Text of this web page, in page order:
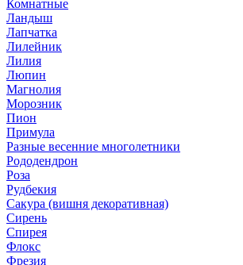
Комнатные
Ландыш
Лапчатка
Лилейник
Лилия
Люпин
Магнолия
Морозник
Пион
Примула
Разные весенние многолетники
Рододендрон
Роза
Рудбекия
Сакура (вишня декоративная)
Сирень
Спирея
Флокс
Фрезия